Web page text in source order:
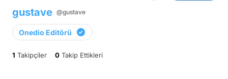
gustave @gustave
Onedio Editörü
1 Takipçiler 0 Takip Ettikleri